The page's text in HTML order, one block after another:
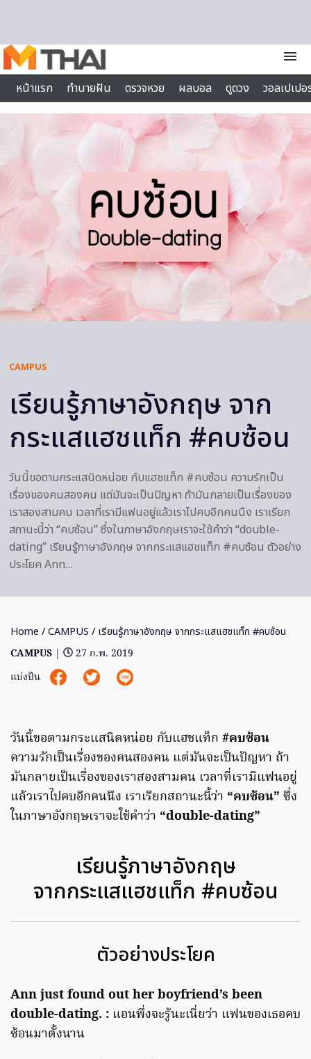
menu
หน้าแรก
ทำนายฝัน ตรวจหวย ผลบอล ดูดวง
วอลเปเป
ไลฟ์สไตล์
CAMPUS
เรียนรู้ภาษาอังกฤษ จาก
กระแสแฮชแท็ก #คบซ้อน
วันนี้ขอตามกระแสนิดหน่อย กับแฮชแท็ก #คบซ้อน ความรักเป็น
เรื่องของคนสองคน แต่มันจะเป็นปัญหา ถ้ามันกลายเป็นเรื่องของ
เราสองสามคน เวลาที่เรามีแฟนอยู่แล้วเราไปคบอีกคนนึง เราเรียก
สถานะนี้ว่า “คบซ้อน” ซึ่งในภาษาอังกฤษเราจะใช้คำว่า “double-
dating” เรียนรู้ภาษาอังกฤษ จากกระแสแฮชแท็ก #คบซ้อน ตัวอย่าง
ประโยค Ann…
Home /CAMPUS / เรียนรู้ภาษาอังกฤษ จากกระแสแฮชแท็ก #คบซ้อน
CAMPUS |
27 ก.พ. 2019
แบ่งปัน
วันนี้ขอตามกระแสนิดหน่อย กับแฮชแท็ก #คบซ้อน
ความรักเป็นเรื่องของคนสองคน แต่มันจะเป็นปัญหา ถ้า
มันกลายเป็นเรื่องของเราสองสามคน เวลาที่เรามีแฟนอยู่
แล้วเราไปคบอีกคนนึง เราเรียกสถานะนี้ว่า “คบซ้อน” ซึ่ง
ในภาษาอังกฤษเราจะใช้คำว่า “double-dating”
เรียนรู้ภาษาอังกฤษ
จากกระแสแฮชแท็ก #คบซ้อน
ตัวอย่างประโยค
Ann just found out her boyfriend’s been
double-dating. : แอนพึ่งจะรู้นะเนี่ยว่า แฟนของเธอคบ
ซ้อนมาตั้งนาน